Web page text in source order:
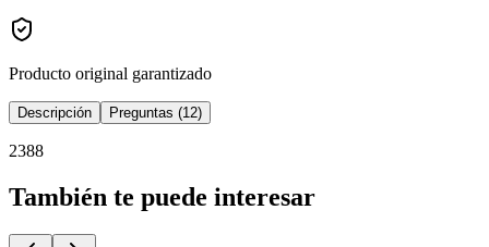
Producto original garantizado
Descripción Preguntas (12)
2388
También te puede interesar